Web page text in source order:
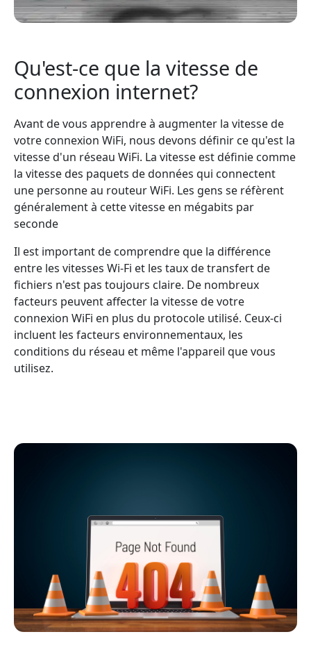
Qu'est-ce que la vitesse de
connexion internet?
Avant de vous apprendre à augmenter la vitesse de
votre connexion WiFi, nous devons définir ce qu'est la
vitesse d'un réseau WiFi. La vitesse est définie comme
la vitesse des paquets de données qui connectent
une personne au routeur WiFi. Les gens se réfèrent
généralement à cette vitesse en mégabits par
seconde
Il est important de comprendre que la différence
entre les vitesses Wi-Fi et les taux de transfert de
fichiers n'est pas toujours claire. De nombreux
facteurs peuvent affecter la vitesse de votre
connexion WiFi en plus du protocole utilisé. Ceux-ci
incluent les facteurs environnementaux, les
conditions du réseau et même l'appareil que vous
utilisez.